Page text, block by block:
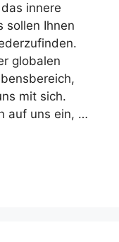
innere
sollen Ihnen
globalen
mit sich.
auf uns ein, …